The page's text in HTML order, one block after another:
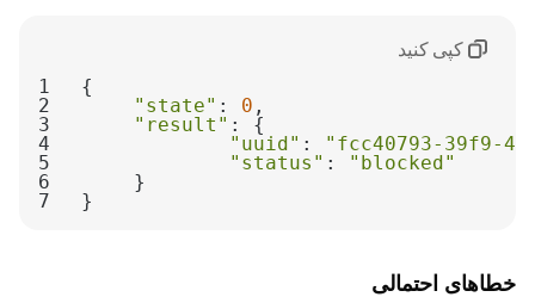
-
blocked
1
2
"state" : 0
3
"result"
4
"uuid" :
"fcc40793-39f9-
5
"status" :
"blocked"
6
7
}
کپی کنید
خطاهای احتمالی